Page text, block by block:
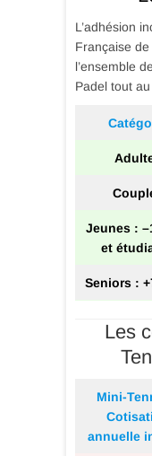
L’adhésion
Française
l’ensemble
Padel tout
Jeunes :
et
Seniors :
Les
Mini-
annuelle